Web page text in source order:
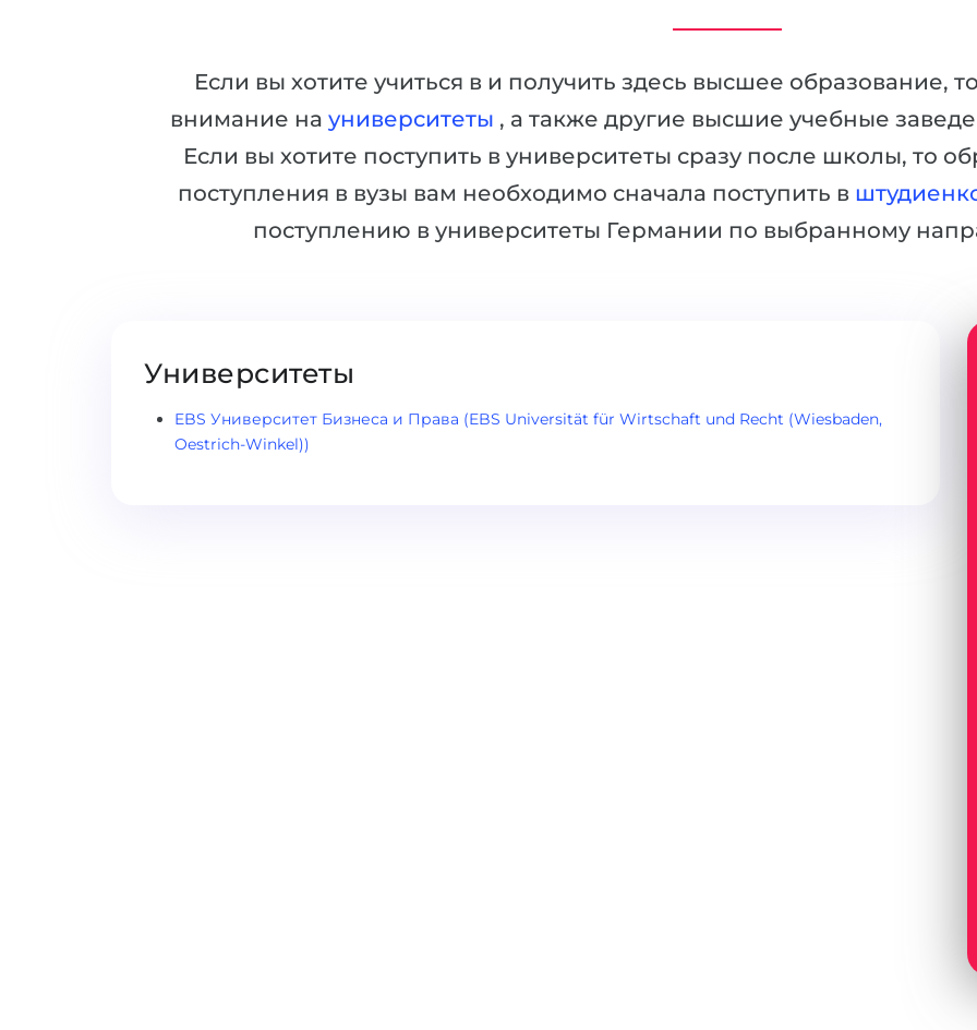
Если вы хотите учиться в и получить здесь высшее образование,
внимание на университеты , а также другие высшие учебные
Если вы хотите поступить в университеты сразу после школы, то
поступления в вузы вам необходимо сначала поступить в
поступлению в университеты Германии по выбранному
Университеты
EBS Университет Бизнеса и Права (EBS Universität für Wirtschaft und Recht (Wiesbaden,
Oestrich-Winkel))